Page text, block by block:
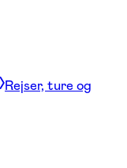
Rejser, ture og